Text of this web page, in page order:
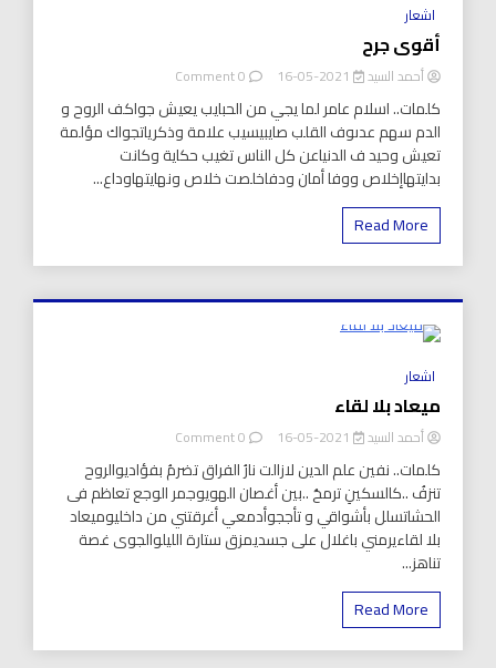
اشعار
أقوى جرح
أحمد السيد 0 Comment
جرح
كلمات.. اسلام عامر لما يجي من الحبايب يعيش جواكف الروح و
الدم سهم عدىوف القلب صايبيسيب علامة وذكرياتجواك مؤلمة
تعيش وحيد ف الدنياعن كل الناس تغيب حكاية وكانت
بدايتهاإخلاص ووفا أمان ودفاخلصت خلاص ونهايتهاوداع...
Read More
اشعار
ميعاد بلا لقاء
أحمد السيد 0 Comment
بلا
لقاء
كلمات.. نفين علم الدين لازالت نارُ الفراق تضرمُ بفؤاديوالروح
تنزفُ ..كالسكينِ ترمحُ ..بين أغصان الهويوجمر الوجع تعاظم فى
الحشاتسلل بأشواقي و تأججوأدمعي أغرقتني من داخليوميعاد
بلا لقاءيرمني باغلال على جسديمزق ستارة الليلوالجوى غصة
تناهز...
Read More